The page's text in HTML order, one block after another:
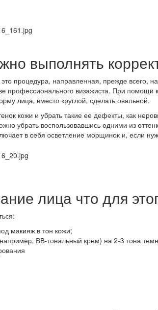
выполнять
процедура, направленная, прежде всего,
профессионального визажиста. При
лица, вместо круглой, сделать овальной.
кожи и убрать такие ее дефекты, как
убрать воспользовавшись одними из
в себя осветление морщинок и, если
лица что для
макияж в тон кожи;
ВВ-тональный крем) на 2-3 тона